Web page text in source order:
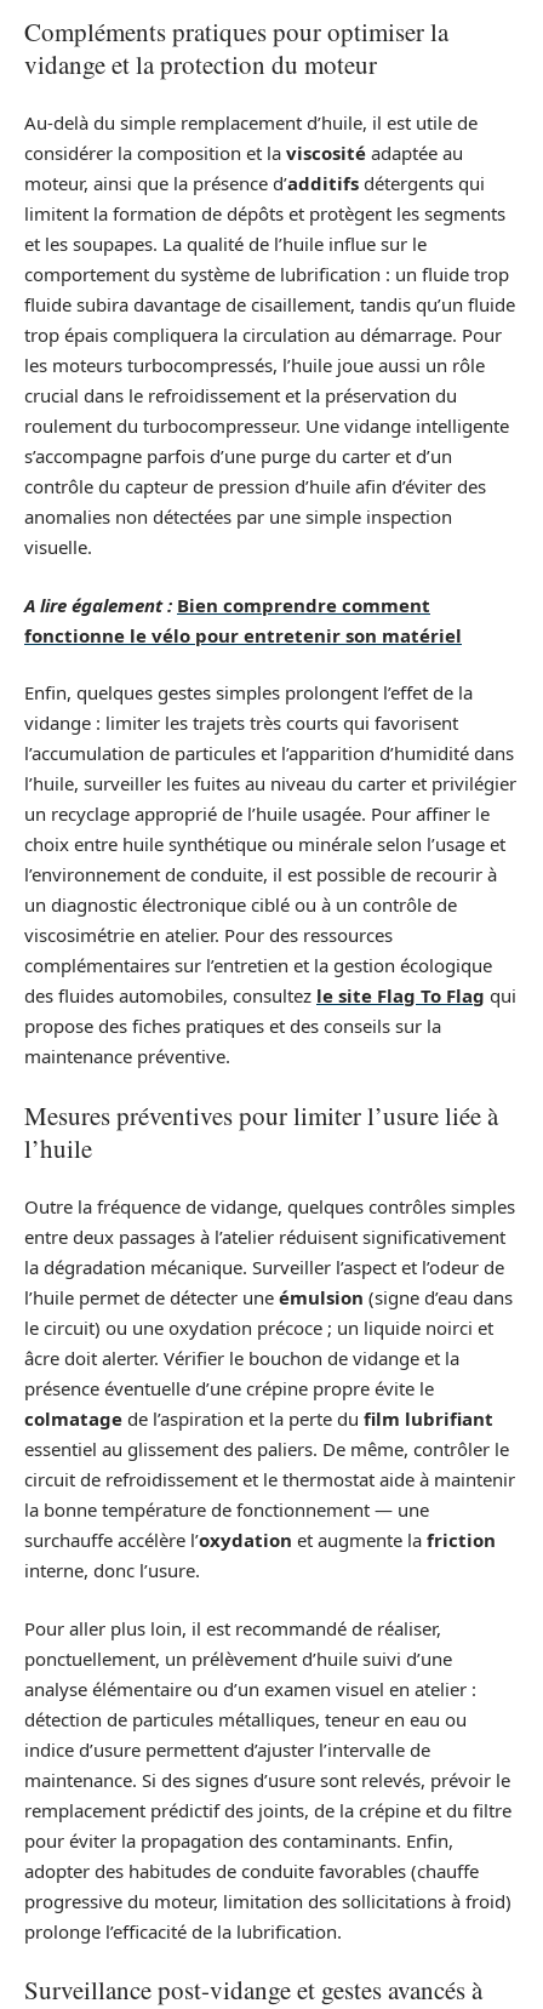
Compléments pratiques pour optimiser la
vidange et la protection du moteur
Au-delà du simple remplacement d’huile, il est utile de
considérer la composition et la viscosité adaptée au
moteur, ainsi que la présence d’additifs détergents qui
limitent la formation de dépôts et protègent les segments
et les soupapes. La qualité de l’huile influe sur le
comportement du système de lubrification : un fluide trop
fluide subira davantage de cisaillement, tandis qu’un fluide
trop épais compliquera la circulation au démarrage. Pour
les moteurs turbocompressés, l’huile joue aussi un rôle
crucial dans le refroidissement et la préservation du
roulement du turbocompresseur. Une vidange intelligente
s’accompagne parfois d’une purge du carter et d’un
contrôle du capteur de pression d’huile afin d’éviter des
anomalies non détectées par une simple inspection
visuelle.
A lire également : Bien comprendre comment
fonctionne le vélo pour entretenir son matériel
Enfin, quelques gestes simples prolongent l’effet de la
vidange : limiter les trajets très courts qui favorisent
l’accumulation de particules et l’apparition d’humidité dans
l’huile, surveiller les fuites au niveau du carter et privilégier
un recyclage approprié de l’huile usagée. Pour affiner le
choix entre huile synthétique ou minérale selon l’usage et
l’environnement de conduite, il est possible de recourir à
un diagnostic électronique ciblé ou à un contrôle de
viscosimétrie en atelier. Pour des ressources
complémentaires sur l’entretien et la gestion écologique
des fluides automobiles, consultez le site Flag To Flag qui
propose des fiches pratiques et des conseils sur la
maintenance préventive.
Mesures préventives pour limiter l’usure liée à
l’huile
Outre la fréquence de vidange, quelques contrôles simples
entre deux passages à l’atelier réduisent significativement
la dégradation mécanique. Surveiller l’aspect et l’odeur de
l’huile permet de détecter une émulsion (signe d’eau dans
le circuit) ou une oxydation précoce ; un liquide noirci et
âcre doit alerter. Vérifier le bouchon de vidange et la
présence éventuelle d’une crépine propre évite le
colmatage de l’aspiration et la perte du film lubrifiant
essentiel au glissement des paliers. De même, contrôler le
circuit de refroidissement et le thermostat aide à maintenir
la bonne température de fonctionnement — une
surchauffe accélère l’oxydation et augmente la friction
interne, donc l’usure.
Pour aller plus loin, il est recommandé de réaliser,
ponctuellement, un prélèvement d’huile suivi d’une
analyse élémentaire ou d’un examen visuel en atelier :
détection de particules métalliques, teneur en eau ou
indice d’usure permettent d’ajuster l’intervalle de
maintenance. Si des signes d’usure sont relevés, prévoir le
remplacement prédictif des joints, de la crépine et du filtre
pour éviter la propagation des contaminants. Enfin,
adopter des habitudes de conduite favorables (chauffe
progressive du moteur, limitation des sollicitations à froid)
prolonge l’efficacité de la lubrification.
Surveillance post-vidange et gestes avancés à